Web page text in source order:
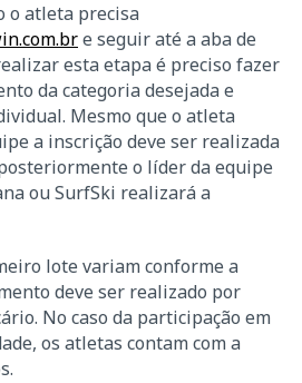
o atleta precisa
e seguir até a aba de
esta etapa é preciso fazer
da categoria desejada e
Mesmo que o atleta
a inscrição deve ser realizada
o líder da equipe
ou SurfSki realizará a
lote variam conforme a
deve ser realizado por
No caso da participação em
os atletas contam com a